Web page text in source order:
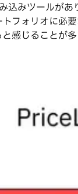
込みツールがあ
フォリオに必
感じることが多